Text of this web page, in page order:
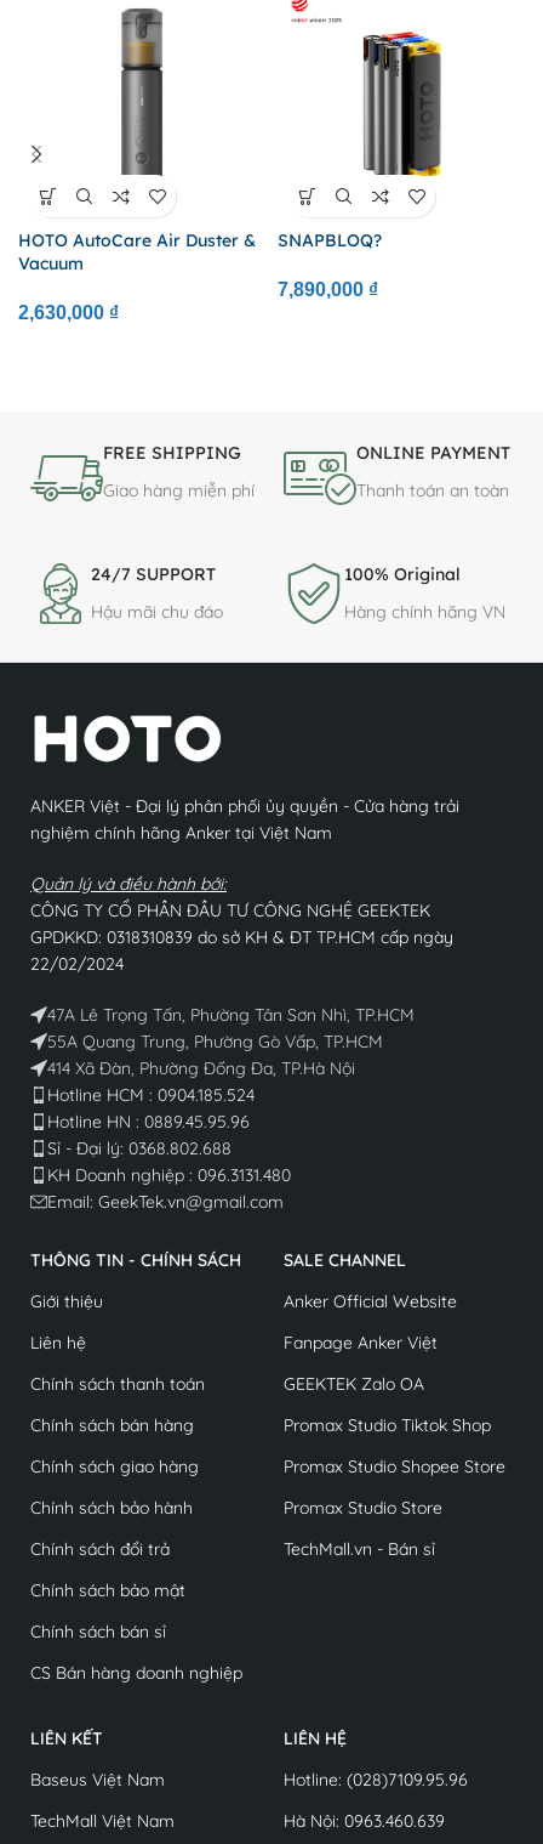
HOTO AutoCare Air Duster &
Vacuum
2,630,000 ₫
SNAPBLOQ?
7,890,000 ₫
FREE SHIPPING
Giao hàng miễn phí
ONLINE PAYMENT
Thanh toán an toàn
24/7 SUPPORT
Hậu mãi chu đáo
100% Original
Hàng chính hãng VN
ANKER Việt - Đại lý phân phối ủy quyền - Cửa hàng trải
nghiệm chính hãng Anker tại Việt Nam
Quản lý và điều hành bởi:
CÔNG TY CỔ PHẦN ĐẦU TƯ CÔNG NGHỆ GEEKTEK
GPDKKD: 0318310839 do sở KH & ĐT TP.HCM cấp ngày
22/02/2024
47A Lê Trọng Tấn, Phường Tân Sơn Nhì, TP.HCM
55A Quang Trung, Phường Gò Vấp, TP.HCM
414 Xã Đàn, Phường Đống Đa, TP.Hà Nội
Hotline HCM : 0904.185.524
Hotline HN : 0889.45.95.96
Sỉ - Đại lý: 0368.802.688​
KH Doanh nghiệp : 096.3131.480
Email: GeekTek.vn@gmail.com
THÔNG TIN - CHÍNH SÁCH
Giới thiệu
Liên hệ
Chính sách thanh toán
Chính sách bán hàng
Chính sách giao hàng
Chính sách bảo hành
Chính sách đổi trả
Chính sách bảo mật
Chính sách bán sỉ
CS Bán hàng doanh nghiệp
SALE CHANNEL
Anker Official Website
Fanpage Anker Việt
GEEKTEK Zalo OA
Promax Studio Tiktok Shop
Promax Studio Shopee Store
Promax Studio Store
TechMall.vn - Bán sỉ
LIÊN KẾT
Baseus Việt Nam
TechMall Việt Nam
LIÊN HỆ
Hotline: (028)7109.95.96
Hà Nội: 0963.460.639